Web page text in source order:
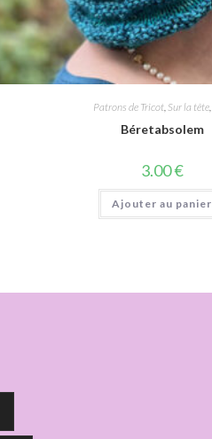
Patrons de Tricot, Sur la tête,
Béretabsolem
3.00€
Ajouter au panier